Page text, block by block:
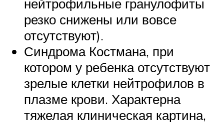
нейтрофильные гранулофиты
резко снижены или вовсе
отсутствуют).
Синдрома Костмана, при
котором у ребенка отсутствуют
зрелые клетки нейтрофилов в
плазме крови. Характерна
тяжелая клиническая картина,